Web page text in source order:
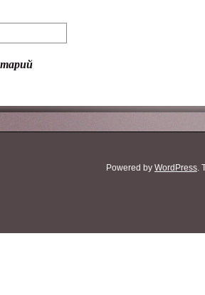
Powered by WordPress.